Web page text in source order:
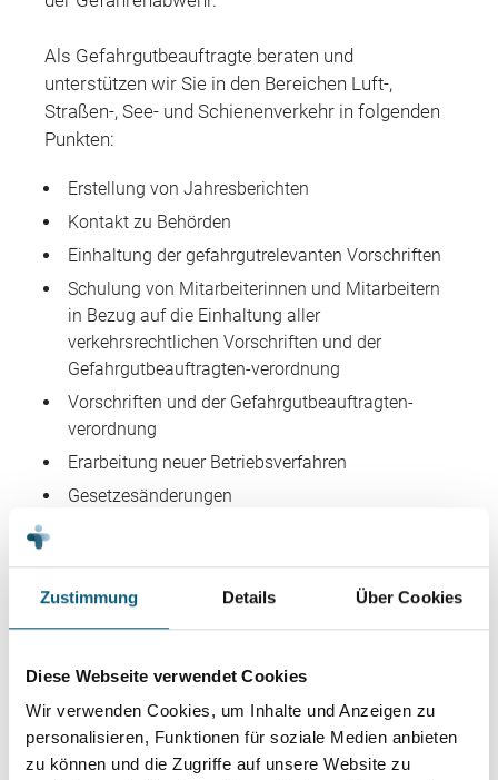
Zustimmung Details Über Cookies
Diese Webseite verwendet Cookies
Wir verwenden Cookies, um Inhalte und Anzeigen zu
personalisieren, Funktionen für soziale Medien anbieten
zu können und die Zugriffe auf unsere Website zu
Als Gefahrgutbeauftragte beraten und
unterstützen wir Sie in den Bereichen Luft-,
Straßen-, See- und Schienenverkehr in folgenden
Punkten:
Erstellung von Jahresberichten
Kontakt zu Behörden
Einhaltung der gefahrgutrelevanten Vorschriften
Schulung von Mitarbeiterinnen und Mitarbeitern
in Bezug auf die Einhaltung aller
verkehrsrechtlichen Vorschriften und der
Gefahrgutbeauftragten-verordnung
Vorschriften und der Gefahrgutbeauftragten-
verordnung
Erarbeitung neuer Betriebsverfahren
Gesetzesänderungen
und gegebenenfalls im Strahlenschutz und im
Röntgenbereich
Personalkategorien gemäß IATA/ICAO
IHK-Anerkennung für Gefahrgutbeauftragten-
schulungen
Durchführung von Schulungen